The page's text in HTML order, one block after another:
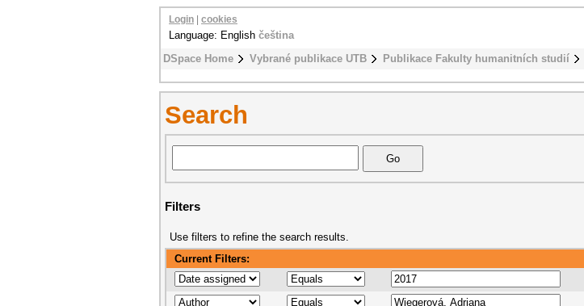
DSpace Home Vybrané publikace UTB Publikace Fakulty humanitních studií
Login cookies
Language: English čeština
Search
Filters
Use filters to refine the search results.
Current Filters: